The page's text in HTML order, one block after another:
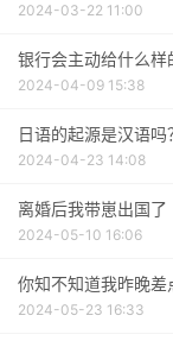
2024-03-22 11:00
银行会主动给什么样
2024-04-09 15:38
日语的起源是汉语吗
2024-04-23 14:08
离婚后我带崽出国了
2024-05-10 16:06
你知不知道我昨晚差
2024-05-23 16:33